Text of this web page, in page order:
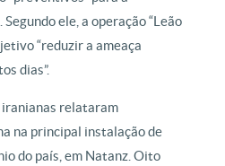
ele, a operação “Leão
“reduzir a ameaça
dias”.
relataram
na principal instalação de
do país, em Natanz. Oito